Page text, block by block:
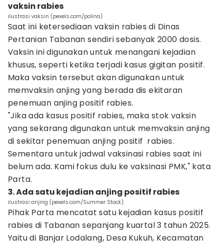
vaksin rabies
ilustrasi vaksin (pexels.com/polina)
Saat ini ketersediaan vaksin rabies di Dinas
Pertanian Tabanan sendiri sebanyak 2000 dosis.
Vaksin ini digunakan untuk menangani kejadian
khusus, seperti ketika terjadi kasus gigitan positif.
Maka vaksin tersebut akan digunakan untuk
memvaksin anjing yang berada dis ekitaran
penemuan anjing positif rabies.
"Jika ada kasus positif rabies, maka stok vaksin
yang sekarang digunakan untuk memvaksin anjing
di sekitar penemuan anjing positif rabies.
Sementara untuk jadwal vaksinasi rabies saat ini
belum ada. Kami fokus dulu ke vaksinasi PMK," kata
Parta.
3. Ada satu kejadian anjing positif rabies
ilustrasi anjing (pexels.com/Summer Stock)
Pihak Parta mencatat satu kejadian kasus positif
rabies di Tabanan sepanjang kuartal 3 tahun 2025.
Yaitu di Banjar Lodalang, Desa Kukuh, Kecamatan